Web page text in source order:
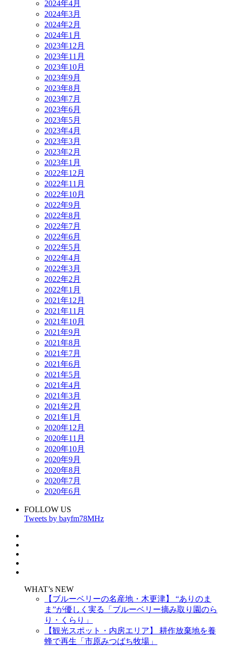
2024年4月
2024年3月
2024年2月
2024年1月
2023年12月
2023年11月
2023年10月
2023年9月
2023年8月
2023年7月
2023年6月
2023年5月
2023年4月
2023年3月
2023年2月
2023年1月
2022年12月
2022年11月
2022年10月
2022年9月
2022年8月
2022年7月
2022年6月
2022年5月
2022年4月
2022年3月
2022年2月
2022年1月
2021年12月
2021年11月
2021年10月
2021年9月
2021年8月
2021年7月
2021年6月
2021年5月
2021年4月
2021年3月
2021年2月
2021年1月
2020年12月
2020年11月
2020年10月
2020年9月
2020年8月
2020年7月
2020年6月
FOLLOW US
Tweets by bayfm78MHz
WHAT’s NEW
【ブルーベリーの名産地・木更津】 “ありのま
ま”が優しく実る「ブルーベリー摘み取り園のら
り・くらり」
【観光スポット・内房エリア】 耕作放棄地を養
蜂で再生「市原みつばち牧場」